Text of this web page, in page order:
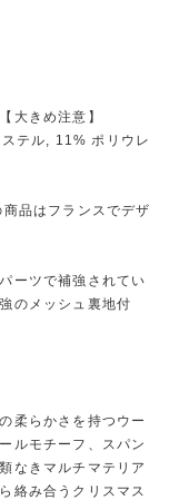
大きめ注意】
テル, 11% ポリウレ
品はフランスでデザ
ーツで補強されてい
のメッシュ裏地付
柔らかさを持つウー
ルモチーフ、スパン
なきマルチマテリア
絡み合うクリスマス